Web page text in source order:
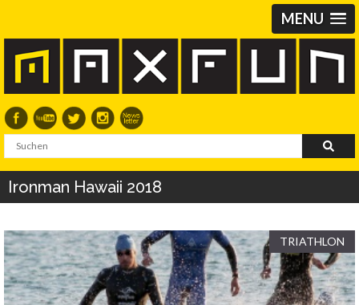
MENU
Ironman Hawaii 2018
TRIATHLON